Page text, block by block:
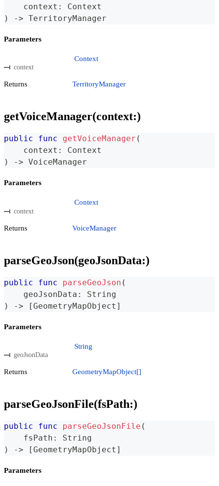
    context
:
Context
)
-> TerritoryManager
Parameters
context
Context
Returns TerritoryManager
getVoiceManager(context:)
public func getVoiceManager (
    context
:
Context
)
-> VoiceManager
Parameters
context
Context
Returns VoiceManager
parseGeoJson(geoJsonData:)
public func parseGeoJson (
    geoJsonData
:
String
)
-> [GeometryMapObject ]
Parameters
geoJsonData
String
Returns GeometryMapObject[]
parseGeoJsonFile(fsPath:)
public func parseGeoJsonFile (
    fsPath
:
String
)
-> [GeometryMapObject ]
Parameters